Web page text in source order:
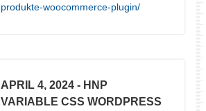
produkte-woocommerce-plugin/
APRIL 4, 2024 - HNP
VARIABLE CSS WORDPRESS